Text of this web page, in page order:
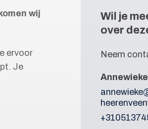
wij
ervoor
Je
Wil je
over
Neem